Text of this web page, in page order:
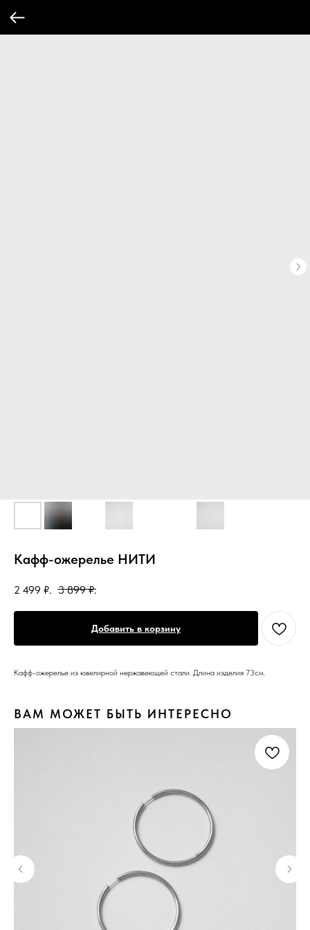
Кафф-ожерелье НИТИ
2 499 ₽. 3 899 ₽.
Добавить в корзину
Кафф-ожерелье из ювелирной нержавеющей стали. Длина изделия 73см.
ВАМ МОЖЕТ БЫТЬ ИНТЕРЕСНО